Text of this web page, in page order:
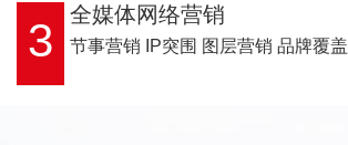
3 全媒体网络营销
节事营销 IP突围 图层营销 品牌覆盖